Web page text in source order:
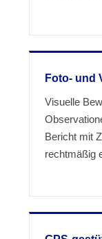
Foto- und
Visuelle
Bericht mit
rechtmäßig